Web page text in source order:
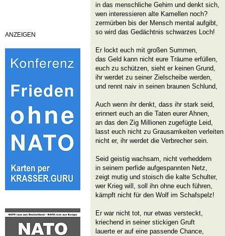
ANZEIGEN
in das menschliche Gehirn und denkt sich,
wen interessieren alte Kamellen noch?
zermürben bis der Mensch mental aufgibt,
so wird das Gedächtnis schwarzes Loch!
Er lockt euch mit großen Summen,
das Geld kann nicht eure Träume erfüllen,
euch zu schützen, sieht er keinen Grund,
ihr werdet zu seiner Zielscheibe werden,
und rennt naiv in seinen braunen Schlund,
Auch wenn ihr denkt, dass ihr stark seid,
erinnert euch an die Taten eurer Ahnen,
an das den Zig Millionen zugefügte Leid,
lasst euch nicht zu Grausamkeiten verleiten
nicht er, ihr werdet die Verbrecher sein.
Seid geistig wachsam, nicht verheddern
in seinem perfide aufgespannten Netz,
zeigt mutig und stoisch die kalte Schulter,
wer Krieg will, soll ihn ohne euch führen,
kämpft nicht für den Wolf im Schafspelz!
Er war nicht tot, nur etwas versteckt,
kriechend in seiner stickigen Gruft
lauerte er auf eine passende Chance,